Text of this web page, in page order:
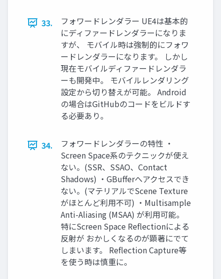
33.
フォワードレンダラー UE4は基本的
にディファードレンダラーになりま
すが、 モバイル時は強制的にフォワ
ードレンダラーになります。 しかし
現在モバイルディファードレンダラ
ーも開発中。 モバイルレンダリング
設定から切り替えが可能。 Android
の場合はGitHubのコードをビルドす
る必要あり。
34.
フォワードレンダラーの特性 ・
Screen Space系のテクニックが使え
ない。(SSR、SSAO、Contact
Shadows) ・GBufferへアクセスでき
ない。(マテリアルでScene Texture
がほとんど利用不可) ・Multisample
Anti-Aliasing (MSAA) が利用可能。
特にScreen Space Reflectionによる
反射が おかしくなるのが顕著にでて
しまいます。 Reflection Capture等
を使う時は慎重に。